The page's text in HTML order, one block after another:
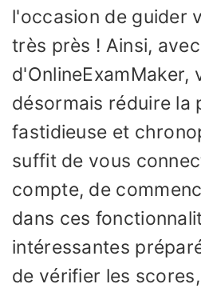
l'occasion de guider
très près ! Ainsi,
d'OnlineExamMaker,
désormais réduire la
fastidieuse et
suffit de vous
compte, de
dans ces
intéressantes
de vérifier les